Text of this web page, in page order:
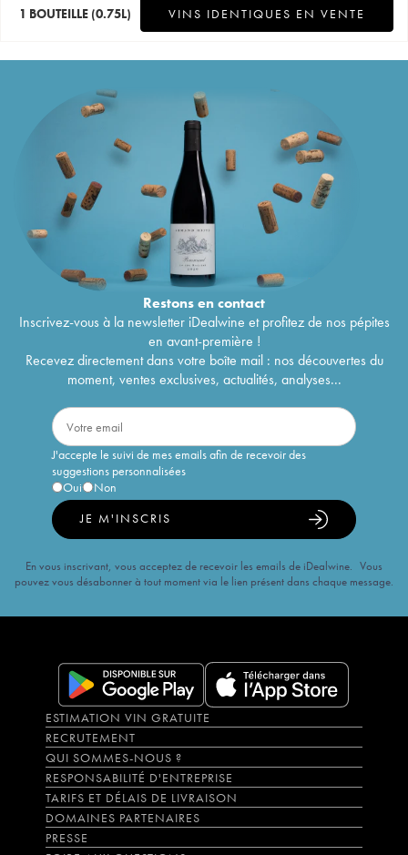
1 BOUTEILLE (0.75L) VINS IDENTIQUES EN VENTE
Restons encontact
Inscrivez-vous à la newsletter iDealwine et profitez de nos pépites
en avant-première !
Recevez directement dans votre boîte mail : nos découvertes du
moment, ventes exclusives, actualités, analyses...
J'accepte le suivi de mes emails afin de recevoir des
suggestions personnalisées
Oui
Non
JE M'INSCRIS
En vous inscrivant, vous acceptez de recevoir les emails de iDealwine. Vous
pouvez vous désabonner à tout moment via le lien présent dans chaque message.
ESTIMATION VIN GRATUITE
RECRUTEMENT
QUI SOMMES-NOUS ?
RESPONSABILITÉ D'ENTREPRISE
TARIFS ET DÉLAIS DE LIVRAISON
DOMAINES PARTENAIRES
PRESSE